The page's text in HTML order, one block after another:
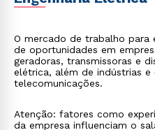
O mercado de trabalho para
de oportunidades em
geradoras, transmissoras e
elétrica, além de indústrias e
telecomunicações.
Atenção: fatores como
da empresa influenciam o